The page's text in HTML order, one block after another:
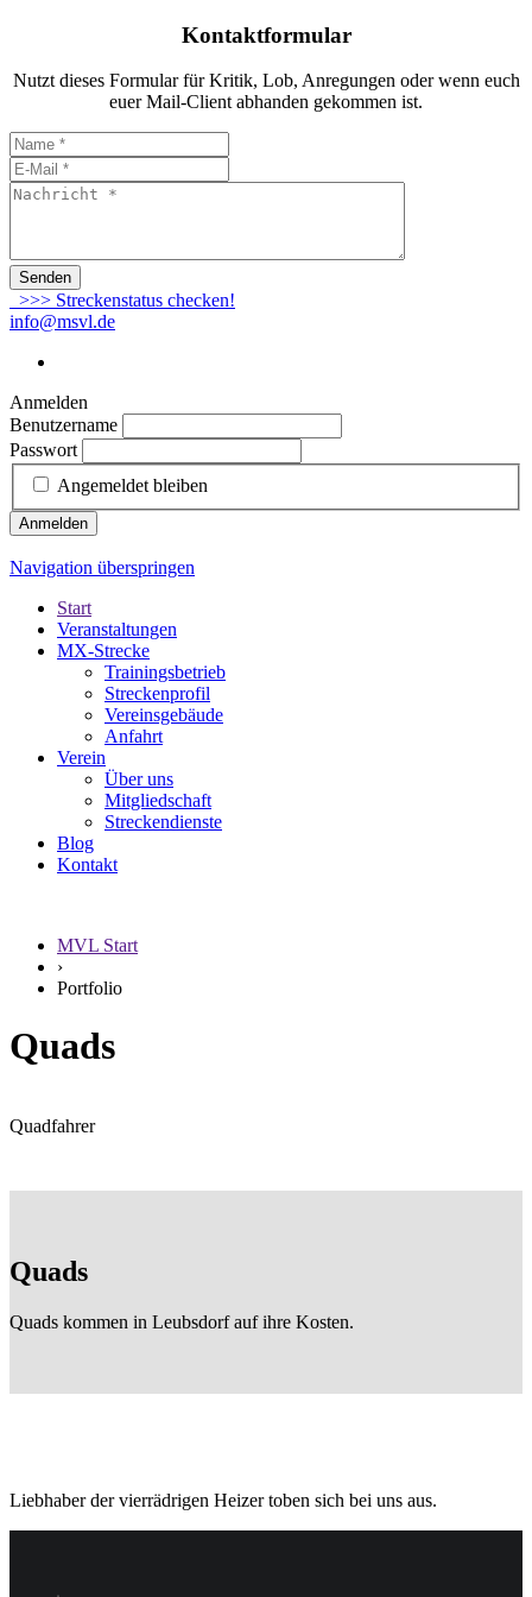
Kontaktformular
Nutzt dieses Formular für Kritik, Lob, Anregungen oder wenn euch
euer Mail-Client abhanden gekommen ist.
Senden
>>> Streckenstatus checken!
info@msvl.de
Anmelden
Benutzername
Passwort
Angemeldet bleiben
Anmelden
Navigation überspringen
Start
Veranstaltungen
MX-Strecke
Trainingsbetrieb
Streckenprofil
Vereinsgebäude
Anfahrt
Verein
Über uns
Mitgliedschaft
Streckendienste
Blog
Kontakt
MVL Start
›
Portfolio
Quads
Quadfahrer
Quads
Quads kommen in Leubsdorf auf ihre Kosten.
Liebhaber der vierrädrigen Heizer toben sich bei uns aus.